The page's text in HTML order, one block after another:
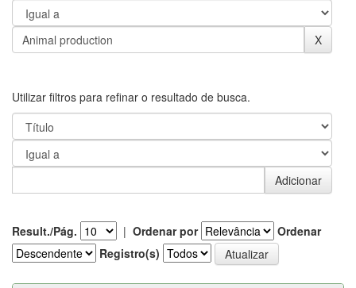
Utilizar filtros para refinar o resultado de busca.
Result./Pág. | Ordenar por
Ordenar
Registro(s)